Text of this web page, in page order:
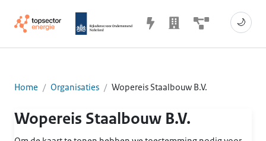
🌙
Home Organisaties Wopereis Staalbouw B.V.
Wopereis Staalbouw B.V.